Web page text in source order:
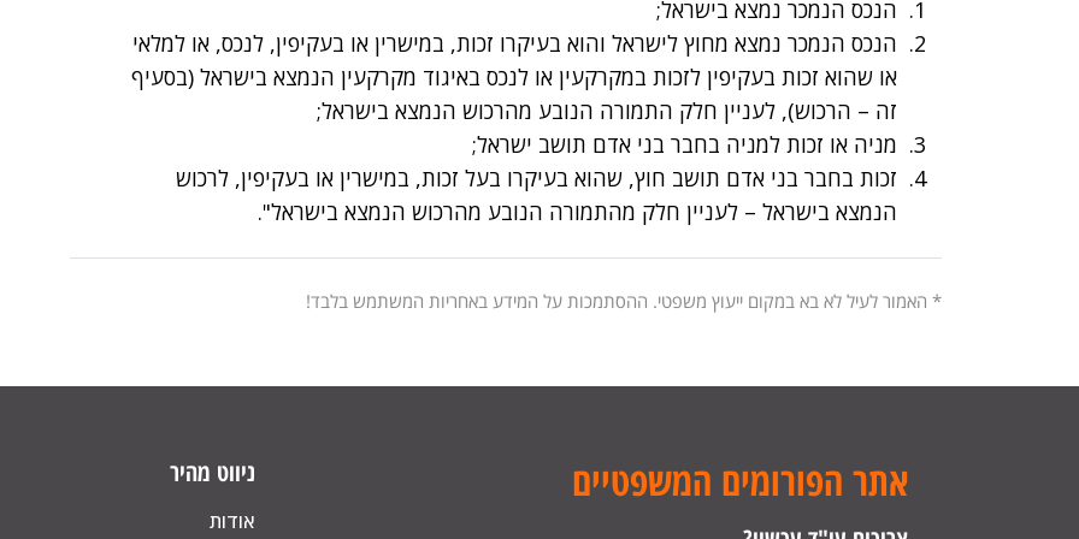
הנכס הנמכר נמצא בישראל;
הנכס הנמכר נמצא מחוץ לישראל והוא בעיקרו זכות, במישרין או בעקיפין, לנכס, או למלאי
או שהוא זכות בעקיפין לזכות במקרקעין או לנכס באיגוד מקרקעין הנמצא בישראל (בסעיף
זה – הרכוש), לעניין חלק התמורה הנובע מהרכוש הנמצא בישראל;
מניה או זכות למניה בחבר בני אדם תושב ישראל;
זכות בחבר בני אדם תושב חוץ, שהוא בעיקרו בעל זכות, במישרין או בעקיפין, לרכוש
הנמצא בישראל – לעניין חלק מהתמורה הנובע מהרכוש הנמצא בישראל".
* האמור לעיל לא בא במקום ייעוץ משפטי. ההסתמכות על המידע באחריות המשתמש בלבד!
אתר הפורומים המשפטיים ניווט מהיר
אודות